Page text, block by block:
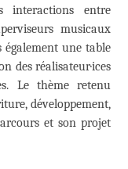
interactions entre
musicaux
également une table
des réalisateur·ices
Le thème retenu
développement,
et son projet